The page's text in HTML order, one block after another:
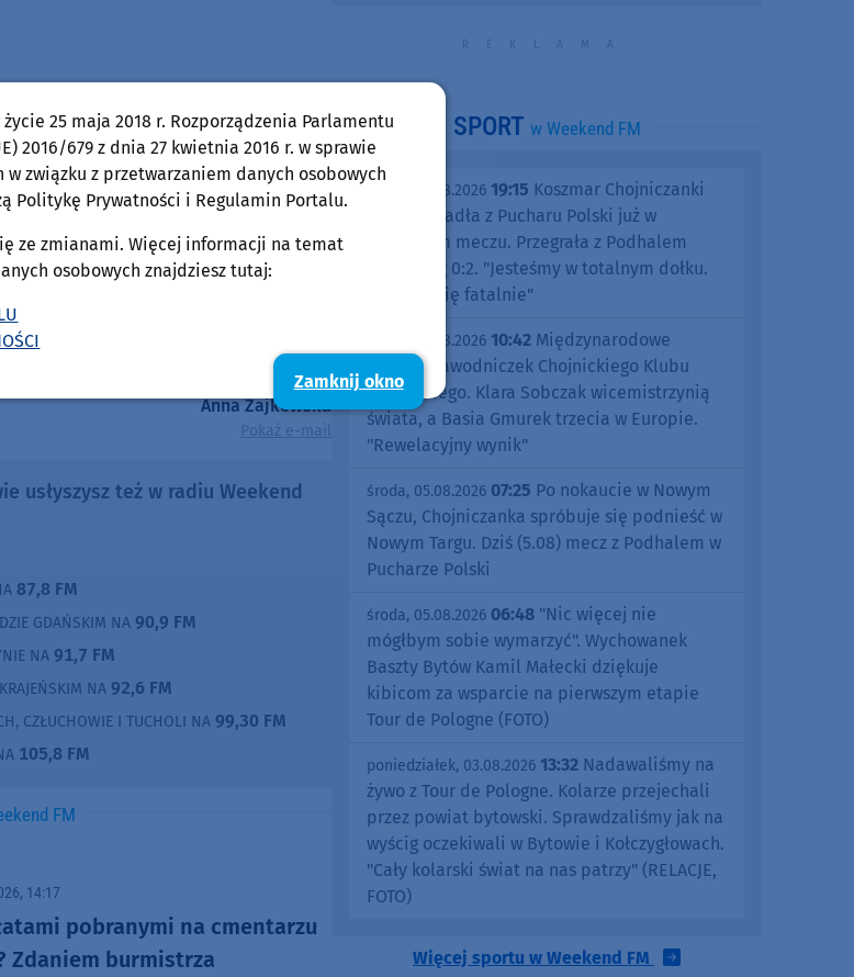
Anna Zajkowska
Pokaż e-mail
usłyszysz też w radiu Weekend
87,8 FM
GDAŃSKIM NA 90,9 FM
NA 91,7 FM
NA 92,6 FM
CZŁUCHOWIE I TUCHOLI NA 99,30 FM
105,8 FM
FM
14:17
pobranymi na cmentarzu
Zdaniem burmistrza
SPORT w Weekend FM
środa, 05.08.2026 19:15 Koszmar Chojniczanki
trwa. Odpadła z Pucharu Polski już w
pierwszym meczu. Przegrała z Podhalem
Nowy Targ 0:2. "Jesteśmy w totalnym dołku.
Czujemy się fatalnie"
środa, 05.08.2026 10:42 Międzynarodowe
sukcesy zawodniczek Chojnickiego Klubu
Żeglarskiego. Klara Sobczak wicemistrzynią
świata, a Basia Gmurek trzecia w Europie.
"Rewelacyjny wynik"
środa, 05.08.2026 07:25 Po nokaucie w Nowym
Sączu, Chojniczanka spróbuje się podnieść w
Nowym Targu. Dziś (5.08) mecz z Podhalem w
Pucharze Polski
środa, 05.08.2026 06:48 "Nic więcej nie
mógłbym sobie wymarzyć". Wychowanek
Baszty Bytów Kamil Małecki dziękuje
kibicom za wsparcie na pierwszym etapie
Tour de Pologne (FOTO)
poniedziałek, 03.08.2026 13:32 Nadawaliśmy na
żywo z Tour de Pologne. Kolarze przejechali
przez powiat bytowski. Sprawdzaliśmy jak na
wyścig oczekiwali w Bytowie i Kołczygłowach.
"Cały kolarski świat na nas patrzy" (RELACJE,
FOTO)
Więcej sportu w Weekend FM
25 maja 2018 r. Rozporządzenia Parlamentu
2016/679 z dnia 27 kwietnia 2016 r. w sprawie
w związku z przetwarzaniem danych osobowych
Politykę Prywatności i Regulamin Portalu.
ze zmianami. Więcej informacji na temat
osobowych znajdziesz tutaj:
Zamknij okno